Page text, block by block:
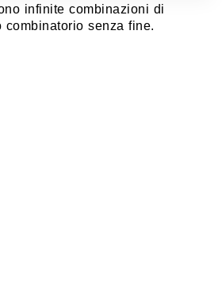
infinite combinazioni di
combinatorio senza fine.